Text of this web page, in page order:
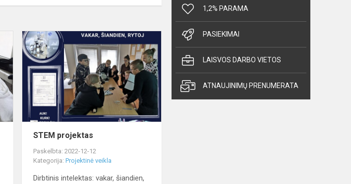
Išvyka
į
KTU
projektas
STEM projektas
Paskelbta: 2022-12-12
Kategorija:Projektinė veikla
Dirbtinis intelektas: vakar, šiandien,
1,2% PARAMA
PASIEKIMAI
LAISVOS DARBO VIETOS
ATNAUJINIMŲ PRENUMERATA